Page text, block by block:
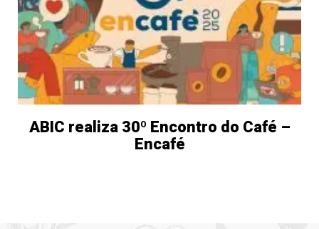
ABIC realiza 30º Encontro do Café –
Encafé